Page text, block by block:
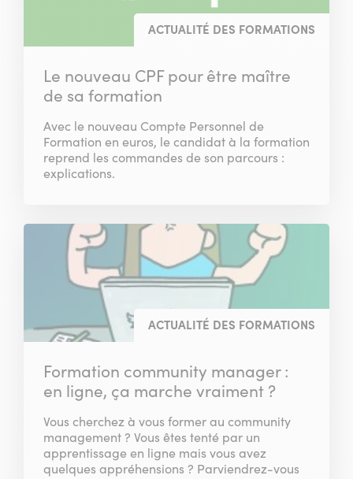
ACTUALITÉ DES FORMATIONS
Le nouveau CPF pour être maître
de sa formation
Avec le nouveau Compte Personnel de
Formation en euros, le candidat à la formation
reprend les commandes de son parcours :
explications.
ACTUALITÉ DES FORMATIONS
Formation community manager :
en ligne, ça marche vraiment ?
Vous cherchez à vous former au community
management ? Vous êtes tenté par un
apprentissage en ligne mais vous avez
quelques appréhensions ? Parviendrez-vous